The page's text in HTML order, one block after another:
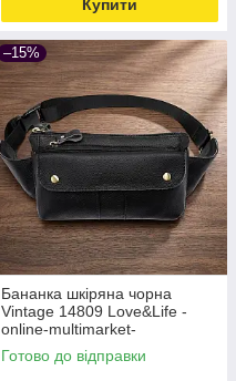
Купити
–15%
Бананка шкіряна чорна
Vintage 14809 Love&Life -
online-multimarket-
Готово до відправки